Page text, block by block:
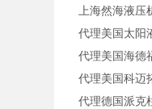
上海然海液
代理美国太阳
代理美国海德
代理美国科迈
代理德国派克